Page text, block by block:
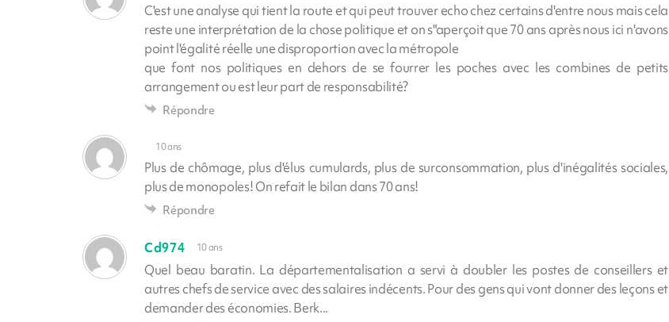
C'est une analyse qui tient la route et qui peut trouver echo chez certains d'entre nous mais cela
reste une interprétation de la chose politique et on s"aperçoit que 70 ans après nous ici n'avons
point l'égalité réelle une disproportion avec la métropole
que font nos politiques en dehors de se fourrer les poches avec les combines de petits
arrangement ou est leur part de responsabilité?
Répondre
10 ans
Plus de chômage, plus d'élus cumulards, plus de surconsommation, plus d'inégalités sociales,
plus de monopoles! On refait le bilan dans 70 ans!
Répondre
Cd974 10 ans
Quel beau baratin. La départementalisation a servi à doubler les postes de conseillers et
autres chefs de service avec des salaires indécents. Pour des gens qui vont donner des leçons et
demander des économies. Berk...